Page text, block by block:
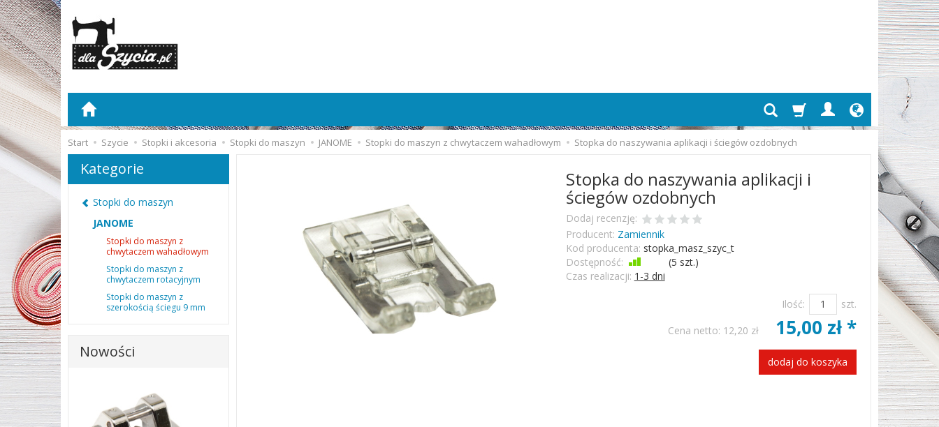
Start Szycie Stopki i akcesoria Stopki do maszyn JANOME Stopki do maszyn z chwytaczem wahadłowym Stopka do naszywania aplikacji i ściegów ozdobnych
Stopka do naszywania aplikacji i
ściegów ozdobnych
Dodaj recenzję:
Producent: Zamiennik
Kod producenta: stopka_masz_szyc_t
Dostępność:
(5 szt.)
Czas realizacji: 1-3 dni
Ilość:
szt.
Cena netto: 12,20 zł 15,00 zł *
dodaj do koszyka
Kategorie
Stopki do maszyn
JANOME
Stopki do maszyn z
chwytaczem wahadłowym
Stopki do maszyn z
chwytaczem rotacyjnym
Stopki do maszyn z
szerokością ściegu 9 mm
Nowości